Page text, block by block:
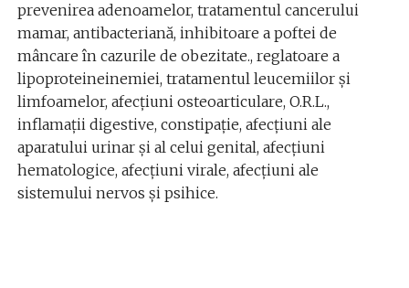
prevenirea adenoamelor, tratamentul cancerului
mamar, antibacteriană, inhibitoare a poftei de
mâncare în cazurile de obezitate., reglatoare a
lipoproteineinemiei, tratamentul leucemiilor şi
limfoamelor, afecţiuni osteoarticulare, O.R.L.,
inflamaţii digestive, constipaţie, afecţiuni ale
aparatului urinar şi al celui genital, afecţiuni
hematologice, afecţiuni virale, afecţiuni ale
sistemului nervos şi psihice.